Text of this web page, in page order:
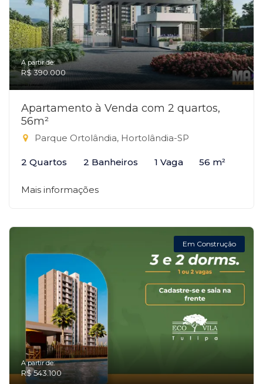
A partir de:
R$ 390.000
Apartamento à Venda com 2 quartos,
56m²
Parque Ortolândia, Hortolândia-SP
2 Quartos 2 Banheiros 1 Vaga 56 m²
Mais informações
Em Construção
A partir de:
R$ 543.100